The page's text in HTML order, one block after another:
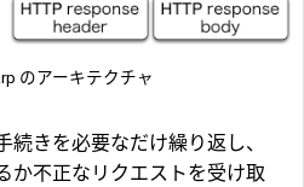
のアーキテクチャ
続きを必要なだけ繰り返し、
か不正なリクエストを受け取